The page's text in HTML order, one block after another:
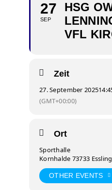
27
SEP
HSG
VFL
Zeit
27. September 2025
(GMT+00:00)
Ort
Sporthalle
Kornhalde 73733
OTHER EVENTS